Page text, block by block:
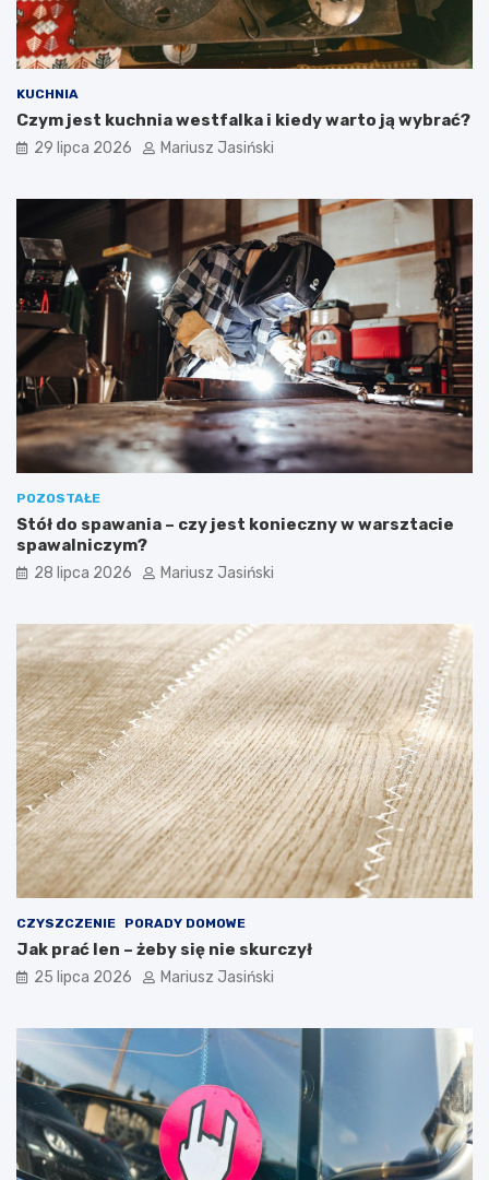
KUCHNIA
Czym jest kuchnia westfalka i kiedy warto ją wybrać?
29 lipca 2026 Mariusz Jasiński
POZOSTAŁE
Stół do spawania – czy jest konieczny w warsztacie
spawalniczym?
28 lipca 2026 Mariusz Jasiński
CZYSZCZENIE PORADY DOMOWE
Jak prać len – żeby się nie skurczył
25 lipca 2026 Mariusz Jasiński